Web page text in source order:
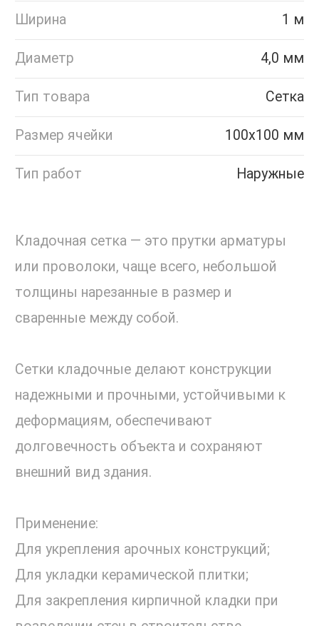
Ширина 1 м
Диаметр 4,0 мм
Тип товара Сетка
Размер ячейки 100х100 мм
Тип работ Наружные
Кладочная сетка — это прутки арматуры
или проволоки, чаще всего, небольшой
толщины нарезанные в размер и
сваренные между собой.
Сетки кладочные делают конструкции
надежными и прочными, устойчивыми к
деформациям, обеспечивают
долговечность объекта и сохраняют
внешний вид здания.
Применение:
Для укрепления арочных конструкций;
Для укладки керамической плитки;
Для закрепления кирпичной кладки при